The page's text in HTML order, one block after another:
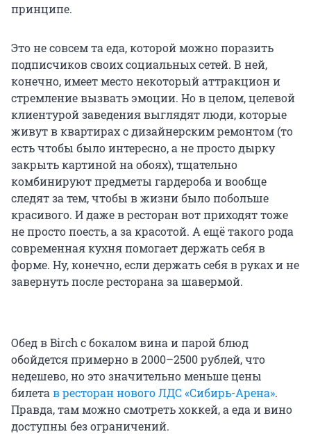
принципе.
Это не совсем та еда, которой можно поразить
подписчиков своих социальных сетей. В ней,
конечно, имеет место некоторый аттракцион и
стремление вызвать эмоции. Но в целом, целевой
клиентурой заведения выглядят люди, которые
живут в квартирах с дизайнерским ремонтом (то
есть чтобы было интересно, а не просто дырку
закрыть картиной на обоях), тщательно
комбинируют предметы гардероба и вообще
следят за тем, чтобы в жизни было побольше
красивого. И даже в ресторан вот приходят тоже
не просто поесть, а за красотой. А ещё такого рода
современная кухня помогает держать себя в
форме. Ну, конечно, если держать себя в руках и не
завернуть после ресторана за шавермой.
Обед в Birch с бокалом вина и парой блюд
обойдется примерно в 2000–2500 рублей, что
недешево, но это значительно меньше цены
билета в ресторан нового ЛДС «Сибирь-Арена».
Правда, там можно смотреть хоккей, а еда и вино
доступны без ограничений.